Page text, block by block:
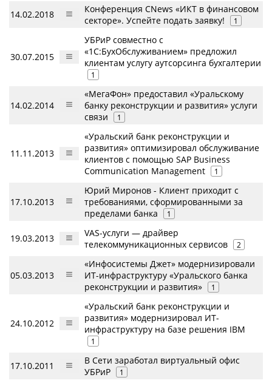
14.02.2018
Конференция CNews «ИКТ в финансовом
секторе». Успейте подать заявку!
1
30.07.2015
УБРиР совместно с
«1С:БухОбслуживанием» предложил
клиентам услугу аутсорсинга бухгалтерии
1
14.02.2014
«МегаФон» предоставил «Уральскому
банку реконструкции и развития» услуги
связи
1
11.11.2013
«Уральский банк реконструкции и
развития» оптимизировал обслуживание
клиентов с помощью SAP Business
Communication Management
1
17.10.2013
Юрий Миронов - Клиент приходит с
требованиями, сформированными за
пределами банка
1
19.03.2013
VAS-услуги — драйвер
телекоммуникационных сервисов
2
05.03.2013
«Инфосистемы Джет» модернизировали
ИТ-инфраструктуру «Уральского банка
реконструкции и развития»
1
24.10.2012
«Уральский банк реконструкции и
развития» модернизировал ИТ-
инфраструктуру на базе решения IBM
1
17.10.2011
В Сети заработал виртуальный офис
УБРиР
1